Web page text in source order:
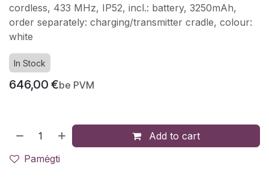
cordless, 433 MHz, IP52, incl.: battery, 3250mAh,
order separately: charging/transmitter cradle, colour:
white
In Stock
646,00 €be PVM
Add to cart
Pamėgti